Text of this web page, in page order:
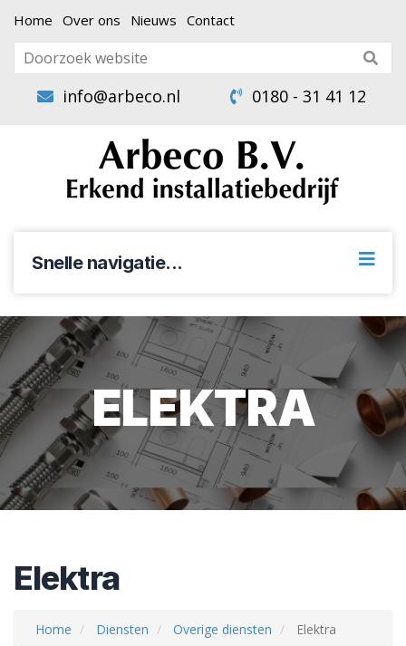
Home Over ons Nieuws Contact
info@arbeco.nl 0180 - 31 41 12
Snelle navigatie...
ELEKTRA
Elektra
Home Diensten Overige diensten Elektra